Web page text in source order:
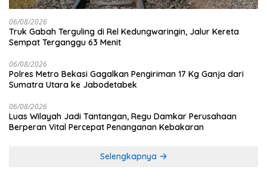
06/08/2026
Truk Gabah Terguling di Rel Kedungwaringin, Jalur Kereta
Sempat Terganggu 63 Menit
06/08/2026
Polres Metro Bekasi Gagalkan Pengiriman 17 Kg Ganja dari
Sumatra Utara ke Jabodetabek
06/08/2026
Luas Wilayah Jadi Tantangan, Regu Damkar Perusahaan
Berperan Vital Percepat Penanganan Kebakaran
Selengkapnya